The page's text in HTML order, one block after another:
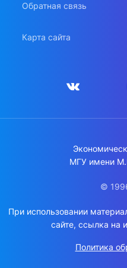
Обратная связь
Карта сайта
МГУ имени
©
При использовании
сайте, ссылка на
Политика